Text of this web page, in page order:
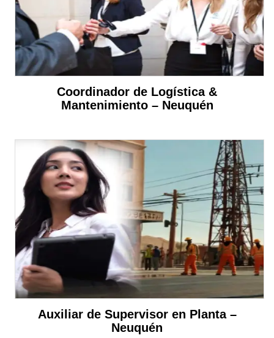
Coordinador de Logística &
Mantenimiento – Neuquén
Auxiliar de Supervisor en Planta –
Neuquén